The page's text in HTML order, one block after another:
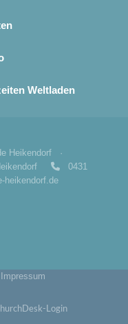
Weltladen
Heikendorf ·
 0431
heikendorf.de
Impressum
Login